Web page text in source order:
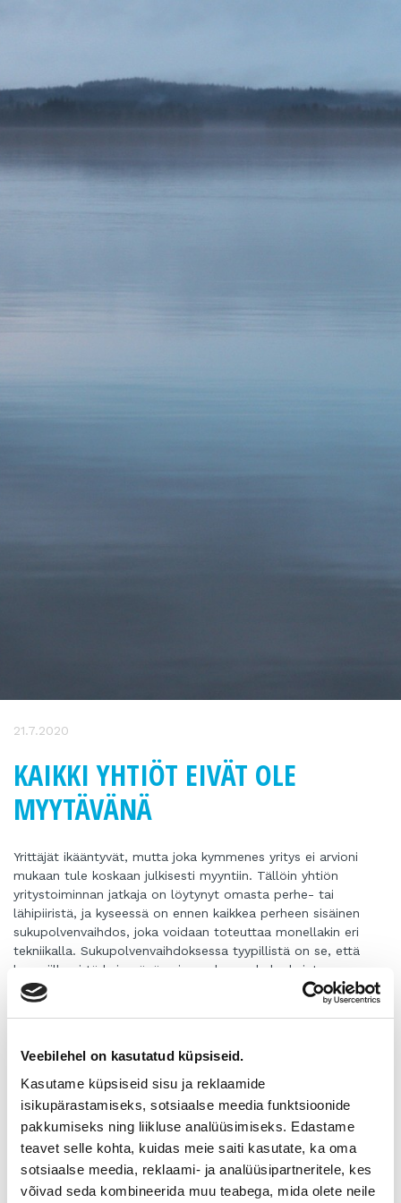
Veebilehel on kasutatud küpsiseid.
Kasutame küpsiseid sisu ja reklaamide
isikupärastamiseks, sotsiaalse meedia funktsioonide
pakkumiseks ning liikluse analüüsimiseks. Edastame
teavet selle kohta, kuidas meie saiti kasutate, ka oma
sotsiaalse meedia, reklaami- ja analüüsipartneritele, kes
võivad seda kombineerida muu teabega, mida olete neile
21.7.2020
KAIKKI YHTIÖT EIVÄT OLE
MYYTÄVÄNÄ
Yrittäjät ikääntyvät, mutta joka kymmenes yritys ei arvioni
mukaan tule koskaan julkisesti myyntiin. Tällöin yhtiön
yritystoiminnan jatkaja on löytynyt omasta perhe- tai
lähipiiristä, ja kyseessä on ennen kaikkea perheen sisäinen
sukupolvenvaihdos, joka voidaan toteuttaa monellakin eri
tekniikalla. Sukupolvenvaihdoksessa tyypillistä on se, että
luopujilla ei tärkeimpänä asiana ole saada korkeinta
myyntihintaa osakkeiden luovutuksesta, vaan moni etsii
verotuksellisesti optimistisinta ratkaisua. Moni ensimmäisen
Sukupolvenvaihdos luopujalta (luonnollinen henkilö) voidaan
toteuttaa osakekauppana luopujan perilliselle (luonnollisille
henkilöille), mikäli jatkaja haluaa säilyttää perinteikkään Y-
tunnuksen. Tässä vaihtoehdossa luopuja voi saada TVL 48.3
§:n mukaisia sukupolvenvaihdokseen huojennuksia. Se
tarkoittaa sitä, että luopuja ei maksa lainkaan
luovutusvoittoveroa verottajalle, jos jatkajana on oma
rintaperillinen, vähintään 10 % osuus yhtiöstä luovutetaan